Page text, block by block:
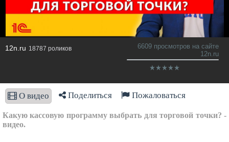
12n.ru 18787 роликов
6609 просмотров на сайте
12n.ru
О видео Поделиться Пожаловаться
Какую кассовую программу выбрать для торговой точки? -
видео.